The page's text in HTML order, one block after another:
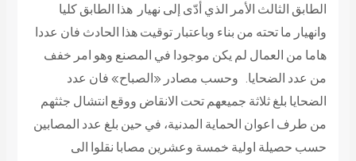
الطابق الثالث الأمر الذي أدّى إلى نهيار هذا الطابق كليا
وانهيار ما تحته من بناء وباعتبار توقيت هذا الحادث فان عددا
هاما من العمال لم يكن موجودا في المصنع وهو امر خفف
من عدد الضحايا. وحسب مصادر «الصباح» فان عدد
الضحايا بلغ ثلاثة جميعهم تحت الانقاض ووقع انتشال جثثهم
من طرف اعوان الحماية المدنية، في حين بلغ عدد المصابين
حسب حصيلة اولية خمسة وعشرين مصابا نقلوا الى